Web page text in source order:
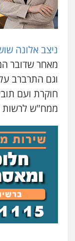
ניצב אלונה
מאחר שדובר
וגם התרברב
חוקרת ועם
ממח"ש לרשות